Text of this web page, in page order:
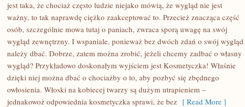
MOŻEMY
jest taka, że chociaż często ludzie niejako mówią, że wygląd nie jest
ważny, to tak naprawdę ciężko zaakceptować to. Przecież znacząca część
osób, szczególnie mowa tutaj o paniach, zwraca sporą uwagę na swój
wygląd zewnętrzny. I wspaniale, ponieważ bez dwóch zdań o swój wygląd
należy dbać. Dobrze, zatem można zrobić, jeżeli chcemy zadbać o własny
wygląd? Przykładowo doskonałym wyjściem jest Kosmetyczka! Właśnie
dzięki niej można dbać o chociażby o to, aby pozbyć się zbędnego
owłosienia. Włoski na kobiecej twarzy są dużym utrapieniem –
jednakowoż odpowiednia kosmetyczka sprawi, że bez [ Read More ]